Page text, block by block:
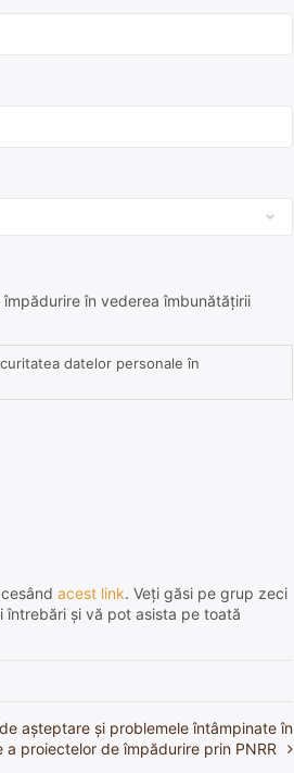
în vederea îmbunătățirii
datelor personale în
acest link. Veți găsi pe grup zeci
și vă pot asista pe toată
așteptare și problemele întâmpinate în
a proiectelor de împădurire prin PNRR